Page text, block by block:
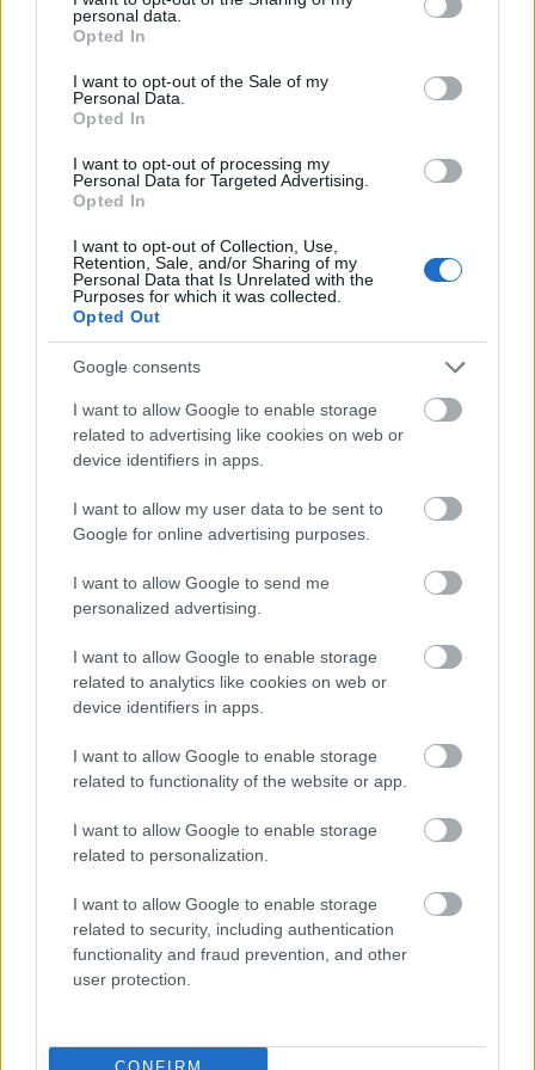
grant or deny consent to Google and its third-party tags to
use your data for below specified purposes in below Google
consent section.
personal data.
Opted In
I want to opt-out of the Sale of my
Personal Data.
Opted In
I want to opt-out of processing my
Personal Data for Targeted Advertising.
Opted In
I want to opt-out of Collection, Use,
Retention, Sale, and/or Sharing of my
Personal Data that Is Unrelated with the
Purposes for which it was collected.
Opted Out
Google consents
I want to allow Google to enable storage
related to advertising like cookies on web or
device identifiers in apps.
I want to allow my user data to be sent to
Google for online advertising purposes.
I want to allow Google to send me
personalized advertising.
I want to allow Google to enable storage
related to analytics like cookies on web or
device identifiers in apps.
I want to allow Google to enable storage
related to functionality of the website or app.
I want to allow Google to enable storage
related to personalization.
I want to allow Google to enable storage
related to security, including authentication
functionality and fraud prevention, and other
user protection.